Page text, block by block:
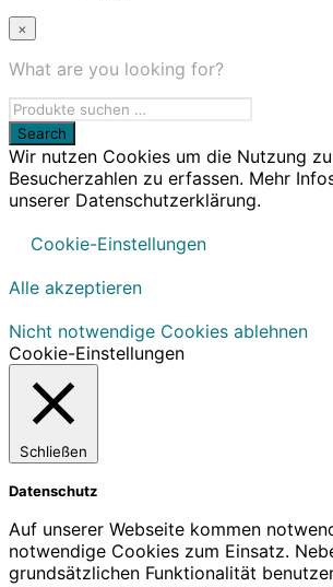
×
What are you looking for?
Wir nutzen Cookies um die Nutzung
Besucherzahlen zu erfassen. Mehr
unserer Datenschutzerklärung.
Cookie-Einstellungen
Alle akzeptieren
Nicht notwendige Cookies ablehnen
Cookie-Einstellungen
Schließen
Datenschutz
Auf unserer Webseite kommen
notwendige Cookies zum Einsatz.
grundsätzlichen Funktionalität